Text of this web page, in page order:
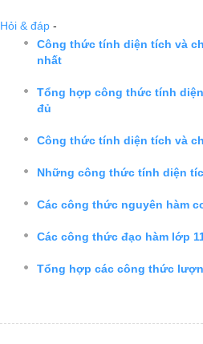
Hỏi & đáp -
Công thức tính diện tích và
nhất
Tổng hợp công thức tính
đủ
Công thức tính diện tích và
Những công thức tính diện
Các công thức nguyên hàm
Các công thức đạo hàm lớp
Tổng hợp các công thức